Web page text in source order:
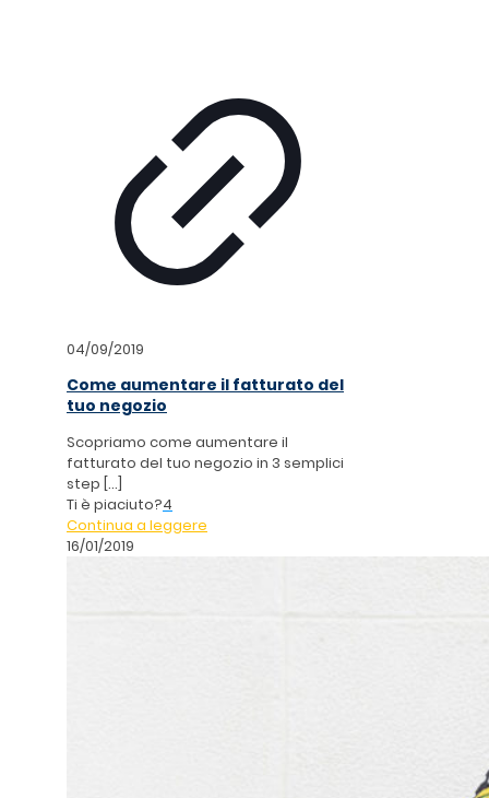
04/09/2019
Come aumentare il fatturato del
tuo negozio
Scopriamo come aumentare il
fatturato del tuo negozio in 3 semplici
step […]
Ti è piaciuto?4
Continua a leggere
16/01/2019